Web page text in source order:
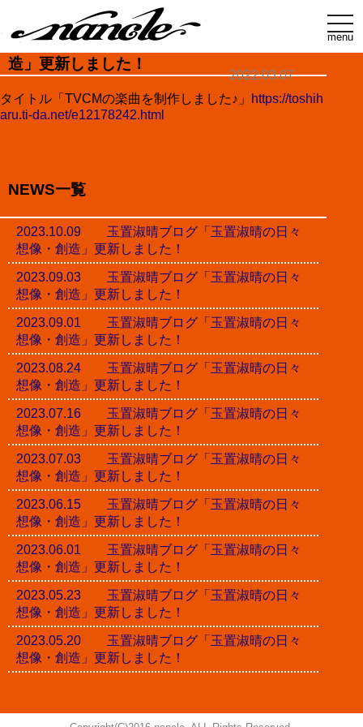
t
o
g
g
menu
玉置淑晴ブログ「玉置淑晴の日々想像・創
造」更新しました！
2022.03.07
タイトル「TVCMの楽曲を制作しました♪」
https://toshih
aru.ti-da.net/e12178242.html
NEWS一覧
2023.10.09 玉置淑晴ブログ「玉置淑晴の日々
想像・創造」更新しました！
2023.09.03 玉置淑晴ブログ「玉置淑晴の日々
想像・創造」更新しました！
2023.09.01 玉置淑晴ブログ「玉置淑晴の日々
想像・創造」更新しました！
2023.08.24 玉置淑晴ブログ「玉置淑晴の日々
想像・創造」更新しました！
2023.07.16 玉置淑晴ブログ「玉置淑晴の日々
想像・創造」更新しました！
2023.07.03 玉置淑晴ブログ「玉置淑晴の日々
想像・創造」更新しました！
2023.06.15 玉置淑晴ブログ「玉置淑晴の日々
想像・創造」更新しました！
2023.06.01 玉置淑晴ブログ「玉置淑晴の日々
想像・創造」更新しました！
2023.05.23 玉置淑晴ブログ「玉置淑晴の日々
想像・創造」更新しました！
2023.05.20 玉置淑晴ブログ「玉置淑晴の日々
想像・創造」更新しました！